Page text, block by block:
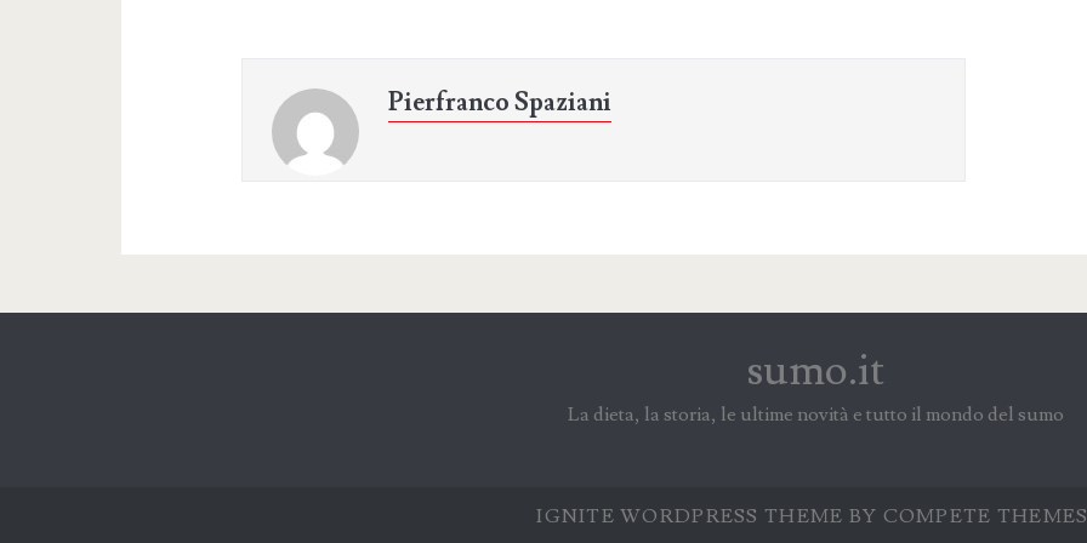
Pierfranco Spaziani
sumo.it
La dieta, la storia, le ultime novità e tutto il mondo del sumo
IGNITE WORDPRESS THEME BY COMPETE